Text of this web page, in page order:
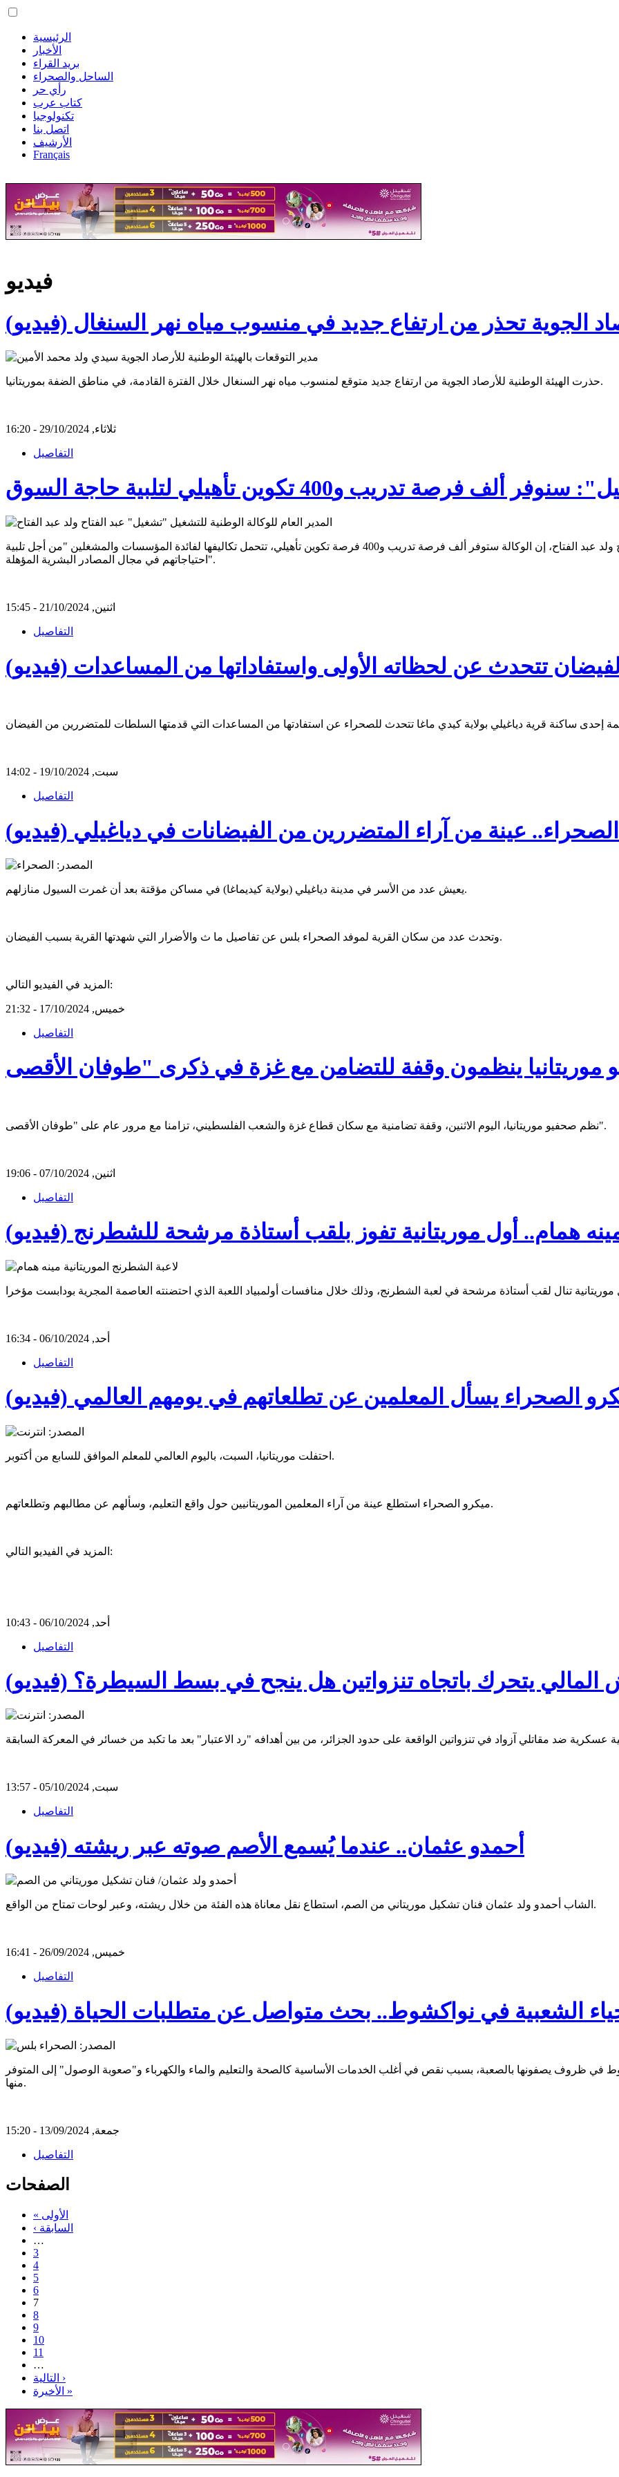
الرئيسية
الأخبار
بريد القراء
الساحل والصحراء
رأي حر
كتاب عرب
تكنولوجيا
اتصل بنا
الأرشيف
Français
فيديو
الجوية تحذر من ارتفاع جديد في منسوب مياه نهر السنغال (فيديو)
حذرت الهيئة الوطنية للأرصاد الجوية من ارتفاع جديد متوقع لمنسوب مياه نهر السنغال خلال الفترة القادمة، في مناطق الضفة بموريتانيا.
ثلاثاء, 29/10/2024 - 16:20
التفاصيل
ألف فرصة تدريب و400 تكوين تأهيلي لتلبية حاجة السوق
قال المدير العام للوكالة الوطنية للتشغيل "تشغيل" عبد الفتاح ولد عبد الفتاح، إن الوكالة ستوفر ألف فرصة تدريب و400 فرصة تكوين تأهيلي، تتحمل تكاليفها لفائدة المؤسسات والمشغلين "من أجل تلبية
احتياجاتهم في مجال المصادر البشرية المؤهلة".
اثنين, 21/10/2024 - 15:45
التفاصيل
تتحدث عن لحظاته الأولى واستفاداتها من المساعدات (فيديو)
سبت, 19/10/2024 - 14:02
التفاصيل
عينة من آراء المتضررين من الفيضانات في دياغيلي (فيديو)
يعيش عدد من الأسر في مدينة دياغيلي (بولاية كيديماغا) في مساكن مؤقتة بعد أن غمرت السيول منازلهم.
وتحدث عدد من سكان القرية لموفد الصحراء بلس عن تفاصيل ما ث والأضرار التي شهدتها القرية بسبب الفيضان.
المزيد في الفيديو التالي:
خميس, 17/10/2024 - 21:32
التفاصيل
نظم صحفيو موريتانيا، اليوم الاثنين، وقفة تضامنية مع سكان قطاع غزة والشعب الفلسطيني، تزامنا مع مرور عام على "طوفان الأقصى".
اثنين, 07/10/2024 - 19:06
التفاصيل
همام.. أول موريتانية تفوز بلقب أستاذة مرشحة للشطرنج (فيديو)
أحد, 06/10/2024 - 16:34
التفاصيل
الصحراء يسأل المعلمين عن تطلعاتهم في يومهم العالمي (فيديو)
احتفلت موريتانيا، السبت، باليوم العالمي للمعلم الموافق للسابع من أكتوبر.
ميكرو الصحراء استطلع عينة من آراء المعلمين الموريتانيين حول واقع التعليم، وسألهم عن مطالبهم وتطلعاتهم.
المزيد في الفيديو التالي:
أحد, 06/10/2024 - 10:43
التفاصيل
المالي يتحرك باتجاه تنزواتين هل ينجح في بسط السيطرة؟ (فيديو)
سبت, 05/10/2024 - 13:57
التفاصيل
أحمدو عثمان.. عندما يُسمع الأصم صوته عبر ريشته (فيديو)
الشاب أحمدو ولد عثمان فنان تشكيل موريتاني من الصم، استطاع نقل معاناة هذه الفئة من خلال ريشته، وعبر لوحات تمتاح من الواقع.
خميس, 26/09/2024 - 16:41
التفاصيل
الشعبية في نواكشوط.. بحث متواصل عن متطلبات الحياة (فيديو)
في ظروف يصفونها بالصعبة، بسبب نقص في أغلب الخدمات الأساسية كالصحة والتعليم والماء والكهرباء و"صعوبة الوصول" إلى المتوفر
منها.
جمعة, 13/09/2024 - 15:20
التفاصيل
الصفحات
« الأولى
‹ السابقة
…
3
4
5
6
7
8
9
10
11
…
التالية ›
الأخيرة »